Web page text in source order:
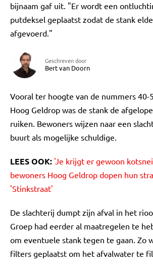
bijnaam gaf uit. "Er wordt een
putdeksel geplaatst zodat de stank
afgevoerd."
Geschreven door
Bert van Doorn
Vooral ter hoogte van de nummers 40-
Hoog Geldrop was de stank de
ruiken. Bewoners wijzen naar een
buurt als mogelijke schuldige.
LEES OOK: 'Je krijgt er gewoon
bewoners Hoog Geldrop dopen hun
'Stinkstraat'
De slachterij dumpt zijn afval in het
Groep had eerder al maatregelen te
om eventuele stank tegen te gaan. Zo
filters geplaatst om het afvalwater te